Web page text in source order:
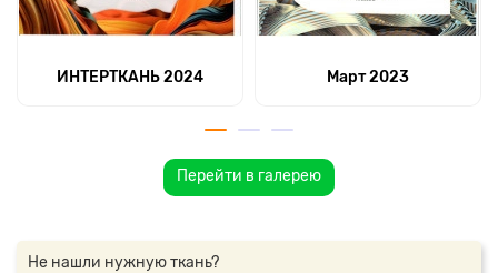
ИНТЕРТКАНЬ 2024 Март 2023
Перейти в галерею
Не нашли нужную ткань?